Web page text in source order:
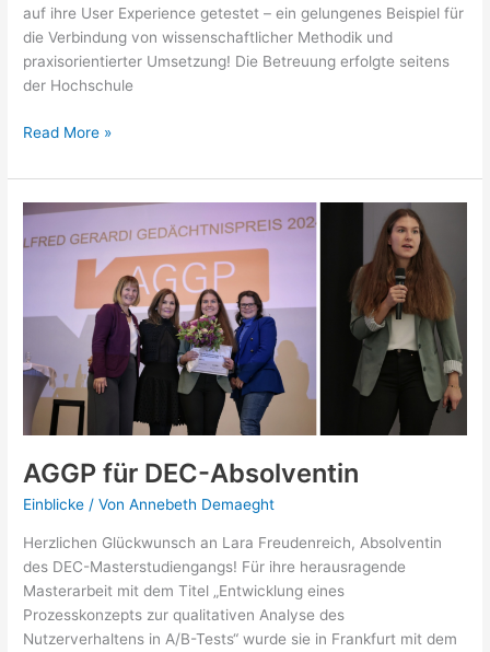
auf ihre User Experience getestet – ein gelungenes Beispiel für
die Verbindung von wissenschaftlicher Methodik und
praxisorientierter Umsetzung! Die Betreuung erfolgte seitens
der Hochschule
E-
Konzeption
und
Testing:
Exkursion
Read More »
AGGP für DEC-Absolventin
Einblicke / VonAnnebeth Demaeght
Herzlichen Glückwunsch an Lara Freudenreich, Absolventin
des DEC-Masterstudiengangs! Für ihre herausragende
Masterarbeit mit dem Titel „Entwicklung eines
Prozesskonzepts zur qualitativen Analyse des
Nutzerverhaltens in A/B-Tests“ wurde sie in Frankfurt mit dem